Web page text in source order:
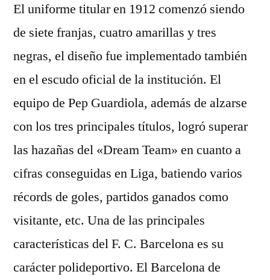
El uniforme titular en 1912 comenzó siendo
de siete franjas, cuatro amarillas y tres
negras, el diseño fue implementado también
en el escudo oficial de la institución. El
equipo de Pep Guardiola, además de alzarse
con los tres principales títulos, logró superar
las hazañas del «Dream Team» en cuanto a
cifras conseguidas en Liga, batiendo varios
récords de goles, partidos ganados como
visitante, etc. Una de las principales
características del F. C. Barcelona es su
carácter polideportivo. El Barcelona de